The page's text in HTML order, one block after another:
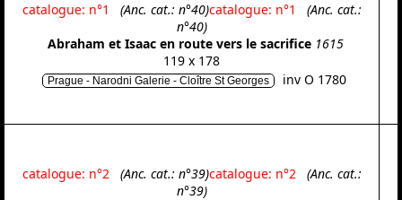
catalogue: n°1 (Anc. cat.: n°40)catalogue: n°1
(Anc. cat.:
n°40)
Abraham et Isaac en route vers le sacrifice 1615
119 x 178
Prague - Narodni Galerie - Cloître St Georges inv O 1780
catalogue: n°2 (Anc. cat.: n°39)catalogue: n°2
(Anc. cat.:
n°39)